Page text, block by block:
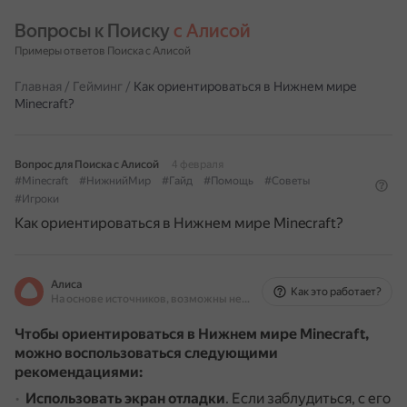
Вопросы к Поиску с Алисой
Примеры ответов Поиска с Алисой
Главная / Гейминг / Как ориентироваться в Нижнем мире
Minecraft?
Вопрос для Поиска с Алисой
4 февраля
#Minecraft
#НижнийМир #Гайд #Помощь
#Советы
#Игроки
Как ориентироваться в Нижнем мире Minecraft?
Алиса
На основе источников, возможны неточности
Как это работает?
Чтобы ориентироваться в Нижнем мире Minecraft,
можно воспользоваться следующими
рекомендациями:
Использовать экран отладки. Если заблудиться, с его